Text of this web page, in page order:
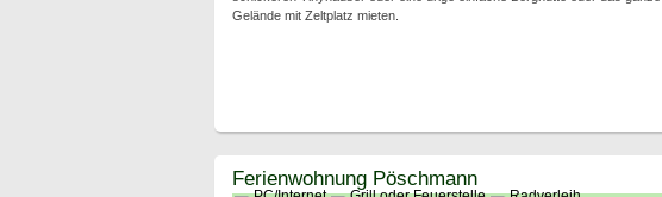
Gelände mit Zeltplatz mieten.
Ferienwohnung Pöschmann